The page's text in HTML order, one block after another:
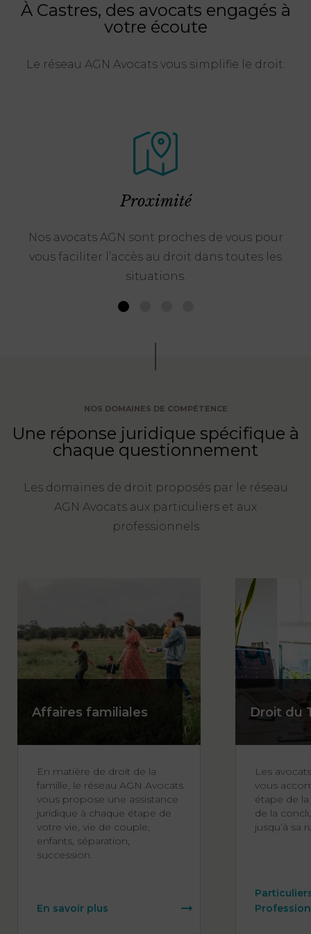
À Castres, des avocats engagés à
votre écoute
Le réseau AGN Avocats vous simplifie le droit.
Proximité
Nos avocats AGN sont proches de vous pour
vous faciliter l’accès au droit dans toutes les
situations.
NOS DOMAINES DE COMPÉTENCE
Une réponse juridique spécifique à
chaque questionnement
Les domaines de droit proposés par le réseau
AGN Avocats aux particuliers et aux
professionnels
Affaires familiales
En matière de droit de la
famille, le réseau AGN Avocats
vous propose une assistance
juridique à chaque étape de
votre vie, vie de couple,
enfants, séparation,
succession.
En savoir plus
Droit du
Les
vous
étape de la
de la
jusqu’à sa